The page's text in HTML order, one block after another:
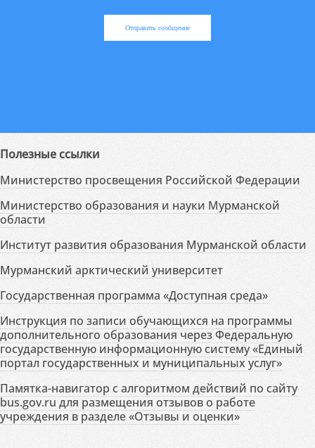
Отправить сообщение
Полезные ссылки
Министерство просвещения Российской Федерации
Министерство образования и науки Мурманской
области
Институт развития образования Мурманской области
Мурманский арктический университет
Государственная программа «Доступная среда»
Инструкция по записи обучающихся на программы
дополнительного образования через Федеральную
государственную информационную систему «Единый
портал государственных и муниципальных услуг»
Памятка-навигатор с алгоритмом действий по сайту
bus.gov.ru для размещения отзывов о работе
учреждения в разделе «Отзывы и оценки»